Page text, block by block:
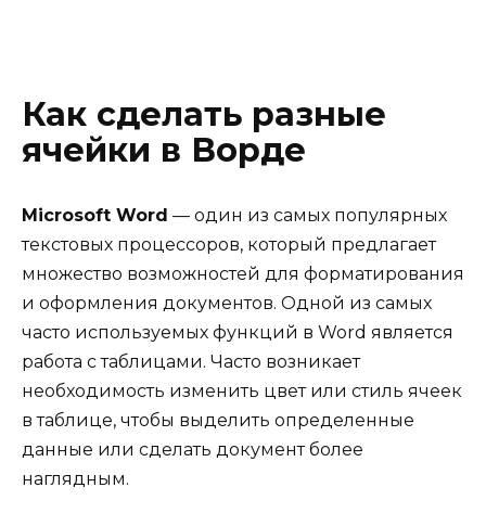
Как сделать разные
ячейки в Ворде
Microsoft Word — один из самых популярных
текстовых процессоров, который предлагает
множество возможностей для форматирования
и оформления документов. Одной из самых
часто используемых функций в Word является
работа с таблицами. Часто возникает
необходимость изменить цвет или стиль ячеек
в таблице, чтобы выделить определенные
данные или сделать документ более
наглядным.